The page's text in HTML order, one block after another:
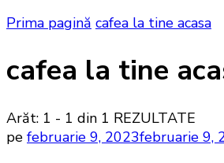
Prima pagină cafea la tine acasa
cafea la tine
Arăt: 1 - 1 din 1 REZULTATE
pe februarie 9, 2023februarie 9,